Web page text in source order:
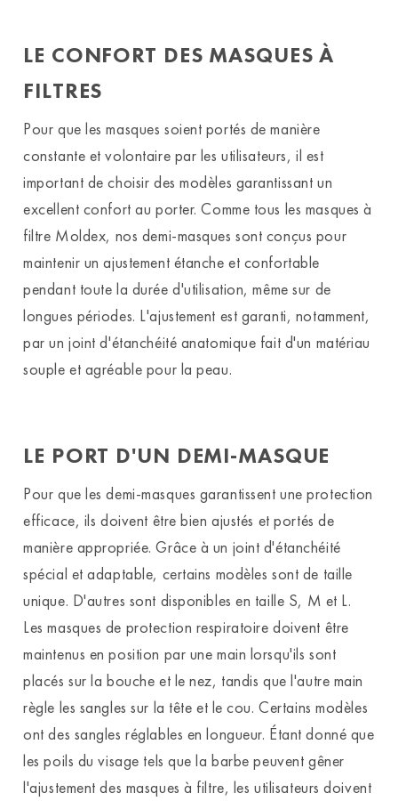
LE CONFORT DES MASQUES À
FILTRES
Pour que les masques soient portés de manière
constante et volontaire par les utilisateurs, il est
important de choisir des modèles garantissant un
excellent confort au porter. Comme tous les masques à
filtre Moldex, nos demi-masques sont conçus pour
maintenir un ajustement étanche et confortable
pendant toute la durée d'utilisation, même sur de
longues périodes. L'ajustement est garanti, notamment,
par un joint d'étanchéité anatomique fait d'un matériau
souple et agréable pour la peau.
LE PORT D'UN DEMI-MASQUE
Pour que les demi-masques garantissent une protection
efficace, ils doivent être bien ajustés et portés de
manière appropriée. Grâce à un joint d'étanchéité
spécial et adaptable, certains modèles sont de taille
unique. D'autres sont disponibles en taille S, M et L.
Les masques de protection respiratoire doivent être
maintenus en position par une main lorsqu'ils sont
placés sur la bouche et le nez, tandis que l'autre main
règle les sangles sur la tête et le cou. Certains modèles
ont des sangles réglables en longueur. Étant donné que
les poils du visage tels que la barbe peuvent gêner
l'ajustement des masques à filtre, les utilisateurs doivent